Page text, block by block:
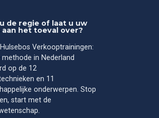
de regie of laat u uw
aan het toeval over?
Verkooptrainingen:
methode in Nederland
op de 12
en 11
onderwerpen. Stop
start met de